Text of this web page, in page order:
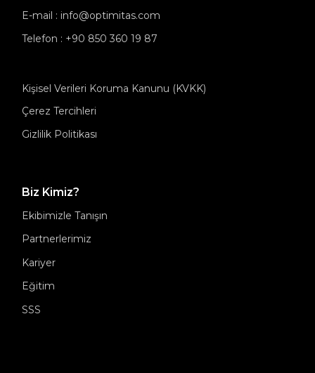
E-mail : info@optimitas.com
Telefon : +90 850 360 19 87
Kişisel Verileri Koruma Kanunu (KVKK)
Çerez Tercihleri
Gizlilik Politikası
Biz Kimiz?
Ekibimizle Tanışın
Partnerlerimiz
Kariyer
Eğitim
SSS